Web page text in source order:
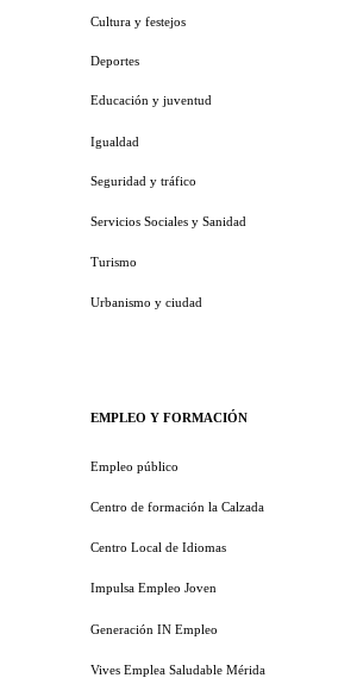
Cultura y festejos
Deportes
Educación y juventud
Igualdad
Seguridad y tráfico
Servicios Sociales y Sanidad
Turismo
Urbanismo y ciudad
EMPLEO Y FORMACIÓN
Empleo público
Centro de formación la Calzada
Centro Local de Idiomas
Impulsa Empleo Joven
Generación IN Empleo
Vives Emplea Saludable Mérida